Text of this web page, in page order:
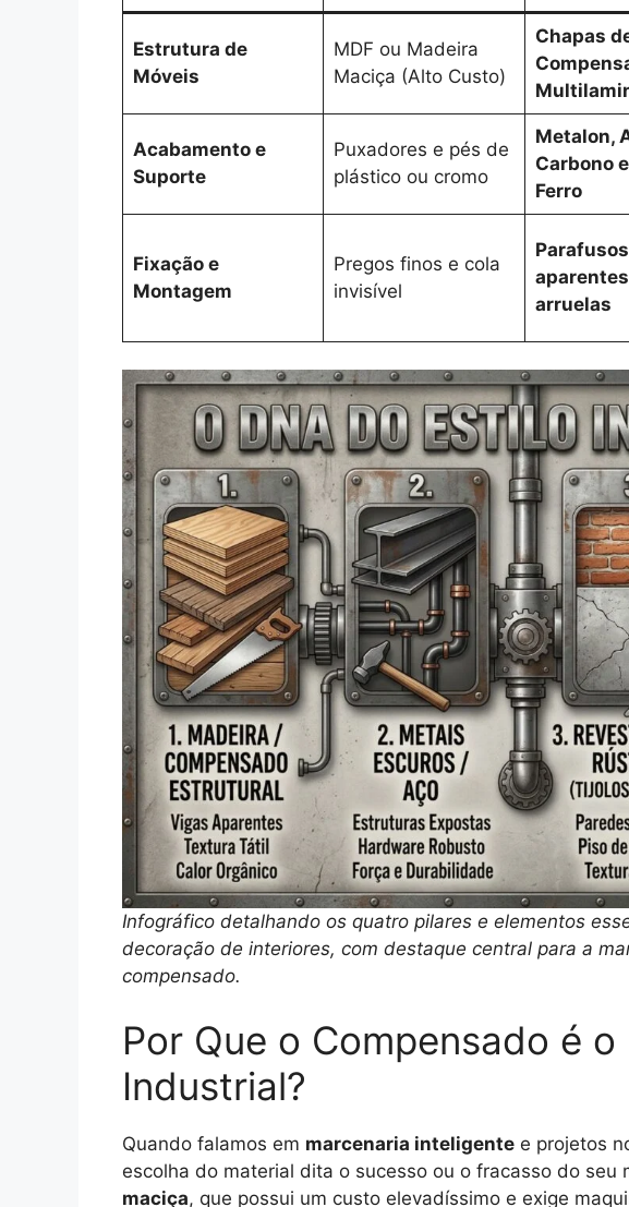
Estrutura de
Móveis
MDF ou Madeira
Maciça (Alto Custo)
Chapas
Acabamento e
Suporte
Puxadores e pés de
plástico ou cromo
Metalon,
Carbono
Ferro
Fixação e
Montagem
Pregos finos e cola
invisível
arruelas
Infográfico detalhando os quatro pilares e elementos
decoração de interiores, com destaque central para a
compensado.
Por Que o Compensado é o
Industrial?
Quando falamos em marcenaria inteligente e projetos
escolha do material dita o sucesso ou o fracasso do seu
maciça, que possui um custo elevadíssimo e exige